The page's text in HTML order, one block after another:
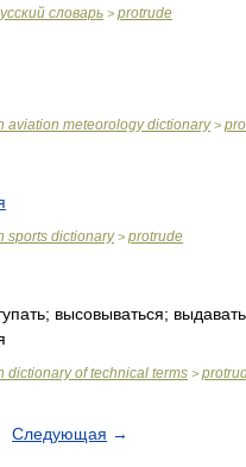
словарь > protrude
aviation meteorology dictionary>
sports dictionary> protrude
высовываться;
dictionary of technical terms >
Следующая →